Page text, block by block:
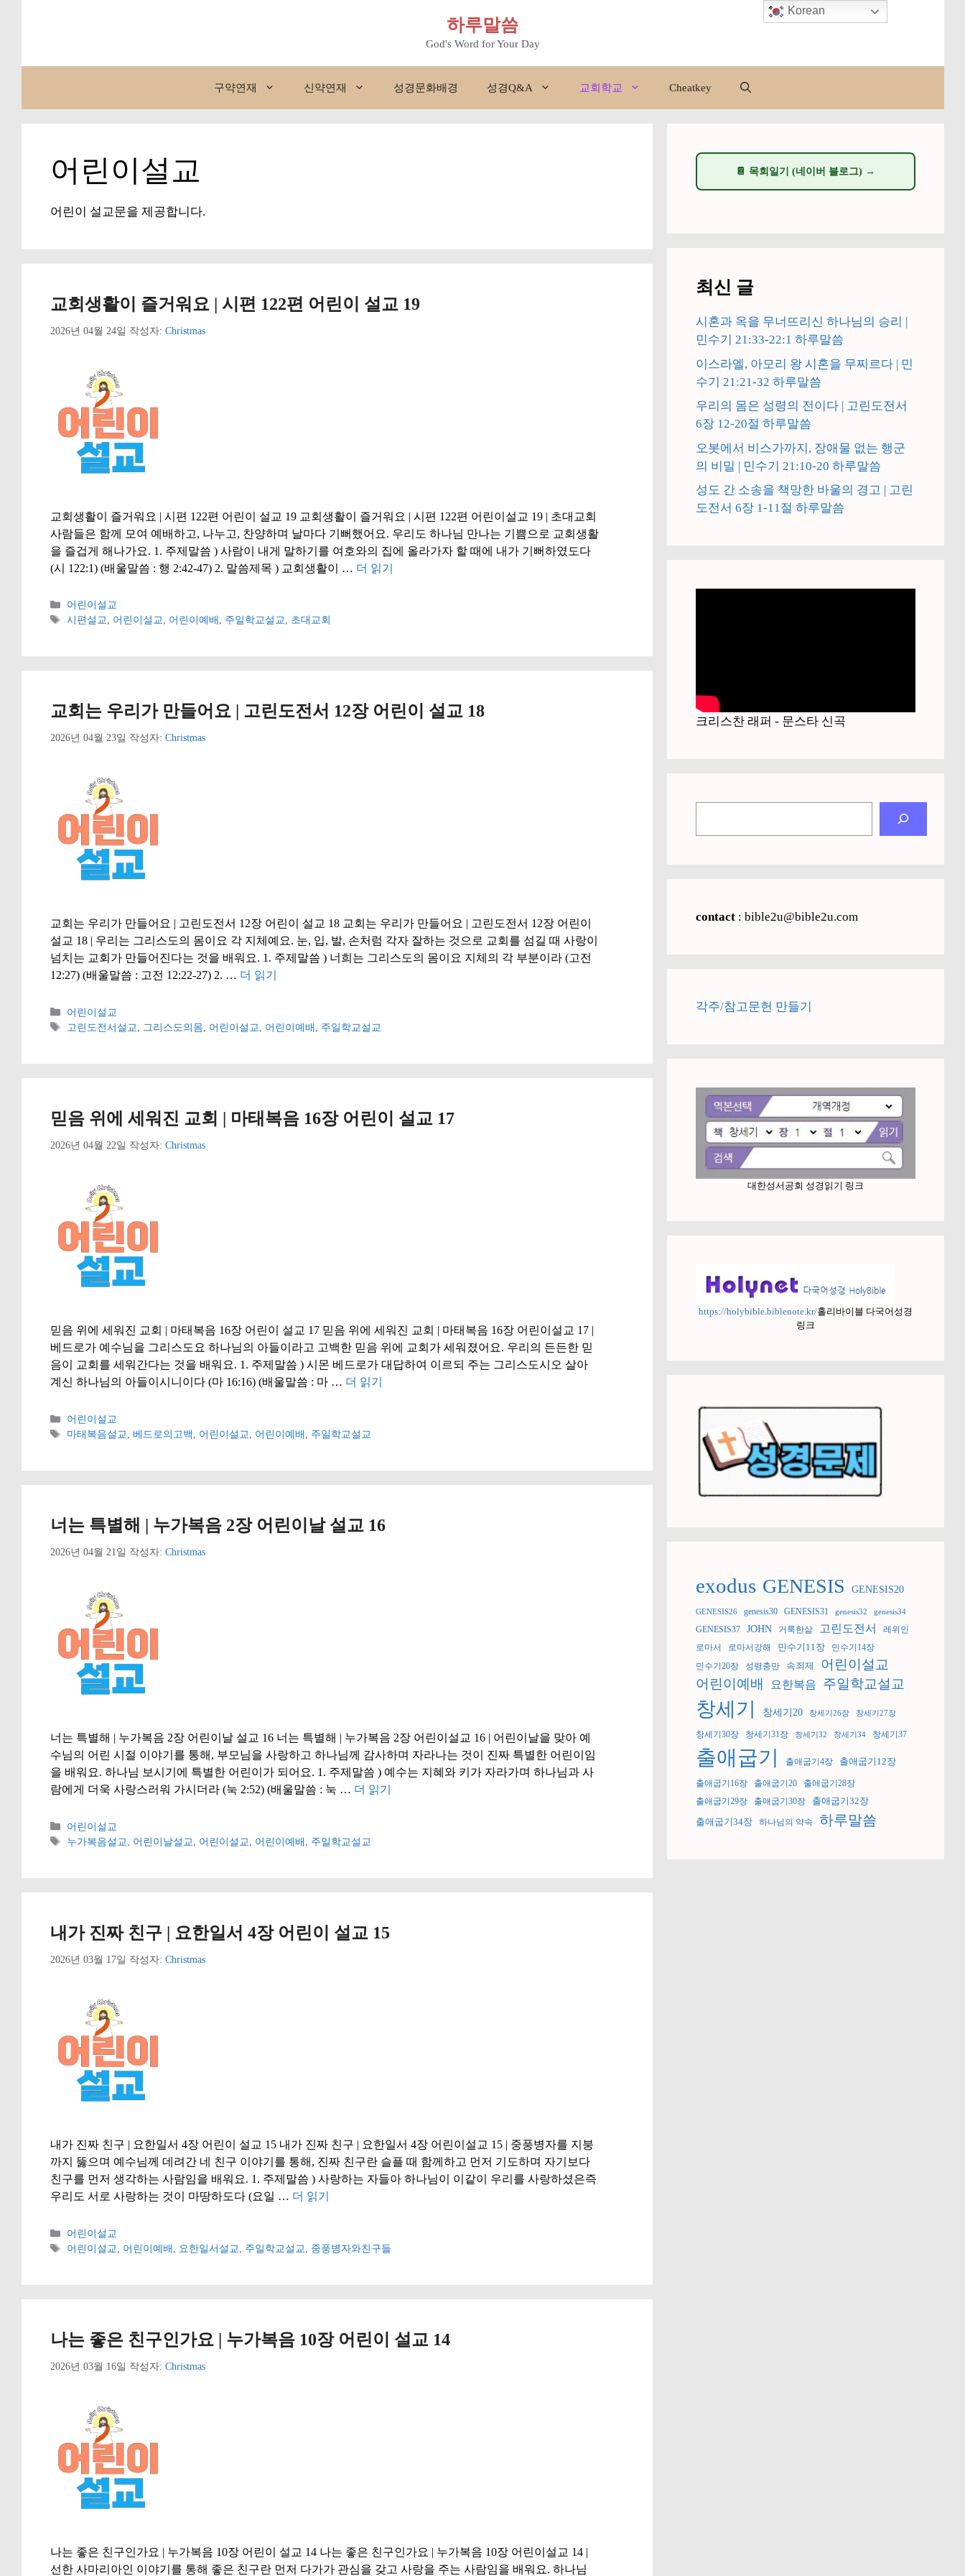
하루말씀
God's Word for Your Day
구약연재 신약연재 성경문화배경 성경Q&A 교회학교 Cheatkey
어린이설교
어린이 설교문을 제공합니다.
교회생활이 즐거워요 | 시편 122편 어린이 설교 19
2026년 04월 24일 작성자: Christmas
교회생활이 즐거워요 | 시편 122편 어린이 설교 19 교회생활이 즐거워요 | 시편 122편 어린이설교 19 | 초대교회
사람들은 함께 모여 예배하고, 나누고, 찬양하며 날마다 기뻐했어요. 우리도 하나님 만나는 기쁨으로 교회생활
을 즐겁게 해나가요. 1. 주제말씀 ) 사람이 내게 말하기를 여호와의 집에 올라가자 할 때에 내가 기뻐하였도다
(시 122:1) (배울말씀 : 행 2:42-47) 2. 말씀제목 ) 교회생활이 … 더 읽기
카
테
어린이설교
태
시편설교, 어린이설교, 어린이예배, 주일학교설교, 초대교회
교회는 우리가 만들어요 | 고린도전서 12장 어린이 설교 18
2026년 04월 23일 작성자: Christmas
교회는 우리가 만들어요 | 고린도전서 12장 어린이 설교 18 교회는 우리가 만들어요 | 고린도전서 12장 어린이
설교 18 | 우리는 그리스도의 몸이요 각 지체예요. 눈, 입, 발, 손처럼 각자 잘하는 것으로 교회를 섬길 때 사랑이
넘치는 교회가 만들어진다는 것을 배워요. 1. 주제말씀 ) 너희는 그리스도의 몸이요 지체의 각 부분이라 (고전
12:27) (배울말씀 : 고전 12:22-27) 2. … 더 읽기
카
테
어린이설교
태
고린도전서설교 그리스도의몸 어린이설교 어린이예배 주일학교설교
믿음 위에 세워진 교회 | 마태복음 16장 어린이 설교 17
2026년 04월 22일 작성자: Christmas
믿음 위에 세워진 교회 | 마태복음 16장 어린이 설교 17 믿음 위에 세워진 교회 | 마태복음 16장 어린이설교 17 |
베드로가 예수님을 그리스도요 하나님의 아들이라고 고백한 믿음 위에 교회가 세워졌어요. 우리의 든든한 믿
음이 교회를 세워간다는 것을 배워요. 1. 주제말씀 ) 시몬 베드로가 대답하여 이르되 주는 그리스도시오 살아
계신 하나님의 아들이시니이다 (마 16:16) (배울말씀 : 마 … 더 읽기
카
테
어린이설교
태
마태복음설교, 베드로의고백, 어린이설교, 어린이예배, 주일학교설교
너는 특별해 | 누가복음 2장 어린이날 설교 16
2026년 04월 21일 작성자: Christmas
너는 특별해 | 누가복음 2장 어린이날 설교 16 너는 특별해 | 누가복음 2장 어린이설교 16 | 어린이날을 맞아 예
수님의 어린 시절 이야기를 통해, 부모님을 사랑하고 하나님께 감사하며 자라나는 것이 진짜 특별한 어린이임
을 배워요. 하나님 보시기에 특별한 어린이가 되어요. 1. 주제말씀 ) 예수는 지혜와 키가 자라가며 하나님과 사
람에게 더욱 사랑스러워 가시더라 (눅 2:52) (배울말씀 : 눅 … 더 읽기
카
테
어린이설교
태
누가복음설교 어린이날설교 어린이설교 어린이예배 주일학교설교
내가 진짜 친구 | 요한일서 4장 어린이 설교 15
2026년 03월 17일 작성자: Christmas
내가 진짜 친구 | 요한일서 4장 어린이 설교 15 내가 진짜 친구 | 요한일서 4장 어린이설교 15 | 중풍병자를 지붕
까지 뚫으며 예수님께 데려간 네 친구 이야기를 통해, 진짜 친구란 슬플 때 함께하고 먼저 기도하며 자기보다
친구를 먼저 생각하는 사람임을 배워요. 1. 주제말씀 ) 사랑하는 자들아 하나님이 이같이 우리를 사랑하셨은즉
우리도 서로 사랑하는 것이 마땅하도다 (요일 … 더 읽기
카
테
어린이설교
태
어린이설교, 어린이예배, 요한일서설교, 주일학교설교, 중풍병자와친구들
나는 좋은 친구인가요 | 누가복음 10장 어린이 설교 14
2026년 03월 16일 작성자: Christmas
나는 좋은 친구인가요 | 누가복음 10장 어린이 설교 14 나는 좋은 친구인가요 | 누가복음 10장 어린이설교 14 |
선한 사마리아인 이야기를 통해 좋은 친구란 먼저 다가가 관심을 갖고 사랑을 주는 사람임을 배워요. 하나님
📔 목회일기 (네이버 블로그) →
최신 글
시혼과 옥을 무너뜨리신 하나님의 승리 |
민수기 21:33-22:1 하루말씀
이스라엘, 아모리 왕 시혼을 무찌르다 | 민
수기 21:21-32 하루말씀
우리의 몸은 성령의 전이다 | 고린도전서
6장 12-20절 하루말씀
오봇에서 비스가까지, 장애물 없는 행군
의 비밀 | 민수기 21:10-20 하루말씀
성도 간 소송을 책망한 바울의 경고 | 고린
도전서 6장 1-11절 하루말씀
크리스찬 래퍼 - 문스타 신곡
contact : bible2u@bible2u.com
각주/참고문헌 만들기
대한성서공회 성경읽기 링크
https://holybible.biblenote.kr/홀리바이블 다국어성경
링크
exodus GENESIS GENESIS20
GENESIS26 genesis30 GENESIS31 genesis32 genesis34
GENESIS37 JOHN 거룩한삶 고린도전서
레위인
로마서
로마서강해 민수기11장
민수기14장
민수기20장
성령충만 속죄제
어린이설교
어린이예배
요한복음 주일학교설교
창세기 창세기20 창세기26장 창세기27장
창세기30장 창세기31장 창세기32 창세기34 창세기37
출애굽기 출애굽기4장 출애굽기12장
출애굽기16장 출애굽기20
출애굽기28장
출애굽기29장
출애굽기30장 출애굽기32장
출애굽기34장 하나님의 약속 하루말씀
Korean